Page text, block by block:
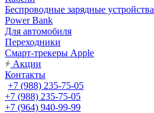
Беспроводные зарядные устройства
Power Bank
Для автомобиля
Переходники
Смарт-трекеры Apple
Акции
Контакты
+7 (988) 235-75-05
+7 (988) 235-75-05
+7 (964) 940-99-99